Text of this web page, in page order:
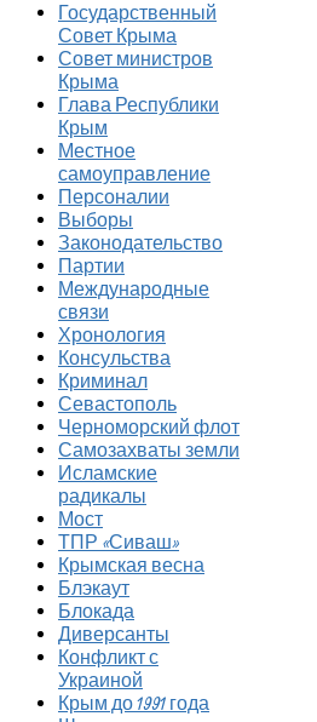
Государственный
Совет Крыма
Совет министров
Крыма
Глава Республики
Крым
Местное
самоуправление
Персоналии
Выборы
Законодательство
Партии
Международные
связи
Хронология
Консульства
Криминал
Севастополь
Черноморский флот
Самозахваты земли
Исламские
радикалы
Мост
ТПР «Сиваш»
Крымская весна
Блэкаут
Блокада
Диверсанты
Конфликт с
Украиной
Крым до 1991 года